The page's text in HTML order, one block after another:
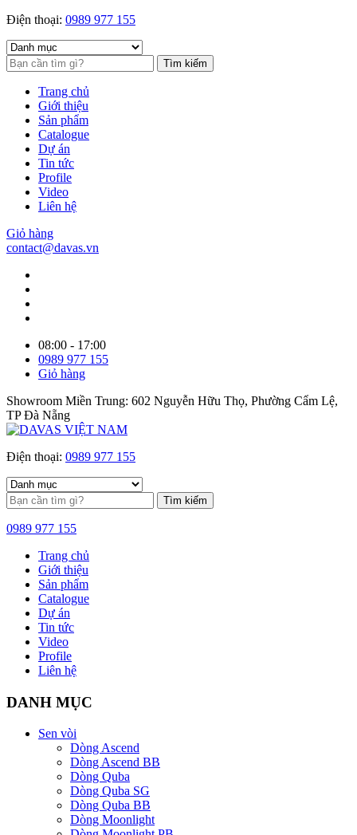
Điện thoại: 0989 977 155
Tìm kiếm
Trang chủ
Giới thiệu
Sản phẩm
Catalogue
Dự án
Tin tức
Profile
Video
Liên hệ
Giỏ hàng
contact@davas.vn
08:00 - 17:00
0989 977 155
Giỏ hàng
Showroom Miền Trung: 602 Nguyễn Hữu Thọ, Phường Cẩm Lệ,
TP Đà Nẵng
Điện thoại: 0989 977 155
Tìm kiếm
0989 977 155
Trang chủ
Giới thiệu
Sản phẩm
Catalogue
Dự án
Tin tức
Video
Profile
Liên hệ
DANH MỤC
Sen vòi
Dòng Ascend
Dòng Ascend BB
Dòng Quba
Dòng Quba SG
Dòng Quba BB
Dòng Moonlight